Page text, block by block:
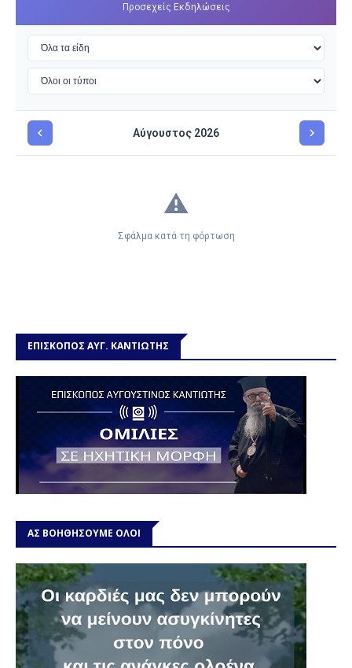
ΕΠΙΣΚΟΠΟΣ ΑΥΓ. ΚΑΝΤΙΩΤΗΣ
ΑΣ ΒΟΗΘΗΣΟΥΜΕ ΟΛΟΙ